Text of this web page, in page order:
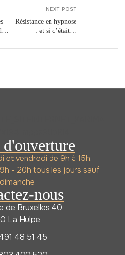
NEXT POST
Résistance en hypnose
: et si c’était le
nous
de Bruxelles 40
La Hulpe
48 51 45
d'ouverture
et vendredi de 9h à 15h.
9h - 20h tous les jours sauf
dimanche